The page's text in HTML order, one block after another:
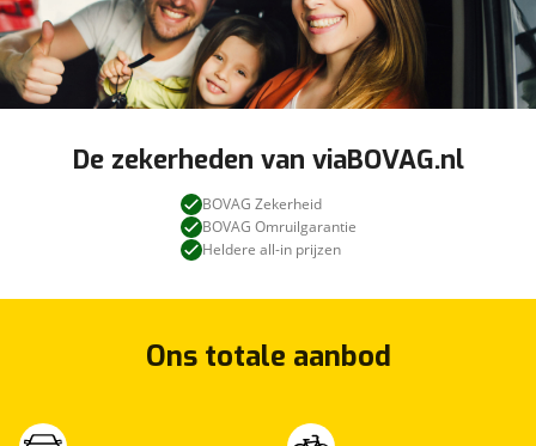
De zekerheden van viaBOVAG.nl
BOVAG Zekerheid
BOVAG Omruilgarantie
Heldere all-in prijzen
Ons totale aanbod